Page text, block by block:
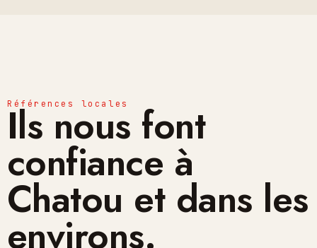
Références locales
Ils nous font
confiance à
Chatou et dans les
environs.